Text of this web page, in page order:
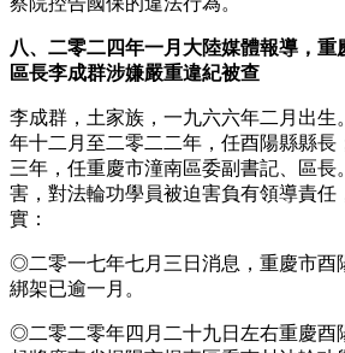
八、二零二四年一月大陸媒體報導，重
區長李成群涉嫌嚴重違紀被查
李成群，土家族，一九六六年二月出生
年十二月至二零二二年，任酉陽縣縣長
三年，任重慶市潼南區委副書記、區長
害，對法輪功學員被迫害負有領導責任
實：
◎二零一七年七月三日消息，重慶市酉
綁架已逾一月。
◎二零二零年四月二十九日左右重慶酉